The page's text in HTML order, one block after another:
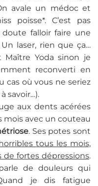
avale un médoc et
poisse*. C’est pas
falloir faire une
laser, rien que ça…
Maître Yoda sinon je
reconverti en
cas où vous ne seriez
savoir…).
aux dents acérées
mois avec un couteau
. Ses potes sont
tous les mois,
de fortes dépressions.
de douleurs qui
je dis fatigue